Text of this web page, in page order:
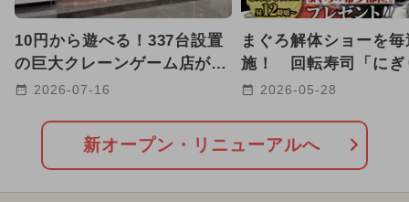
2024年3月のイベント
2025年9月のイベント
2024年11月のイベント
2024年4月のイベント
10円から遊べる！337台設置
の巨大クレーンゲーム店が京
都に初上陸！子育て世代も安
2026-07-16
まぐろ解体ショーを毎
施！ 回転寿司「にぎ
兵衛」が京都桂川に
2026-05-28
新オープン・リニューアルへ